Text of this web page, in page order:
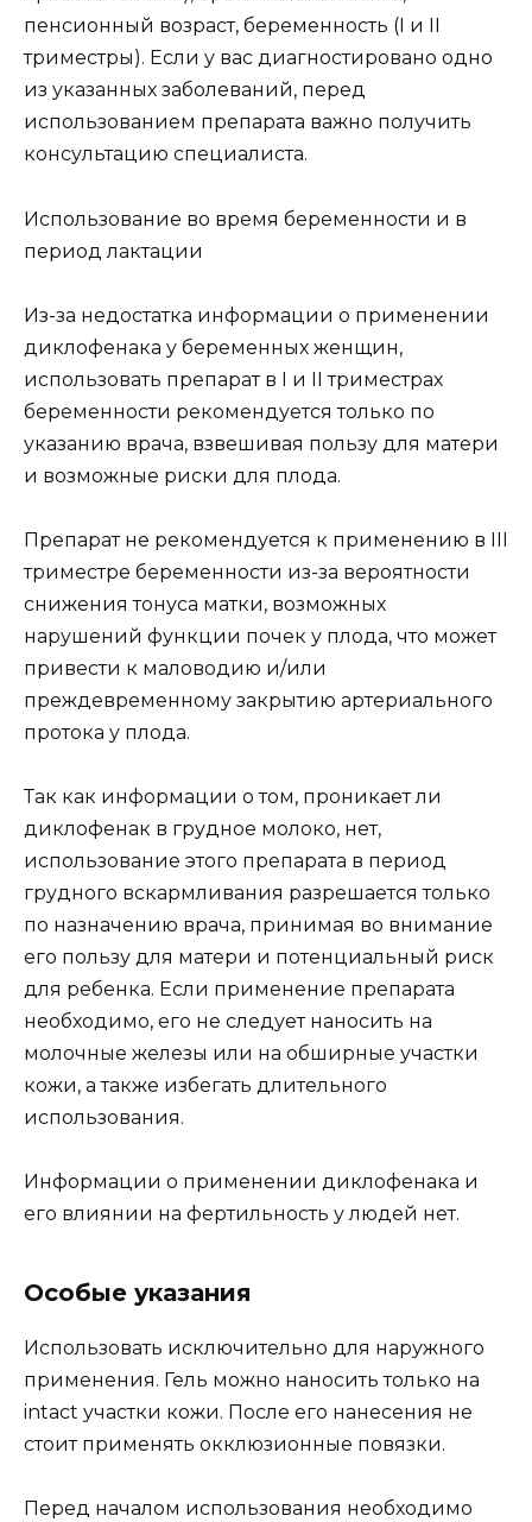
пенсионный возраст, беременность (I и II
триместры). Если у вас диагностировано одно
из указанных заболеваний, перед
использованием препарата важно получить
консультацию специалиста.
Использование во время беременности и в
период лактации
Из-за недостатка информации о применении
диклофенака у беременных женщин,
использовать препарат в I и II триместрах
беременности рекомендуется только по
указанию врача, взвешивая пользу для матери
и возможные риски для плода.
Препарат не рекомендуется к применению в III
триместре беременности из-за вероятности
снижения тонуса матки, возможных
нарушений функции почек у плода, что может
привести к маловодию и/или
преждевременному закрытию артериального
протока у плода.
Так как информации о том, проникает ли
диклофенак в грудное молоко, нет,
использование этого препарата в период
грудного вскармливания разрешается только
по назначению врача, принимая во внимание
его пользу для матери и потенциальный риск
для ребенка. Если применение препарата
необходимо, его не следует наносить на
молочные железы или на обширные участки
кожи, а также избегать длительного
использования.
Информации о применении диклофенака и
его влиянии на фертильность у людей нет.
Особые указания
Использовать исключительно для наружного
применения. Гель можно наносить только на
intact участки кожи. После его нанесения не
стоит применять окклюзионные повязки.
Перед началом использования необходимо